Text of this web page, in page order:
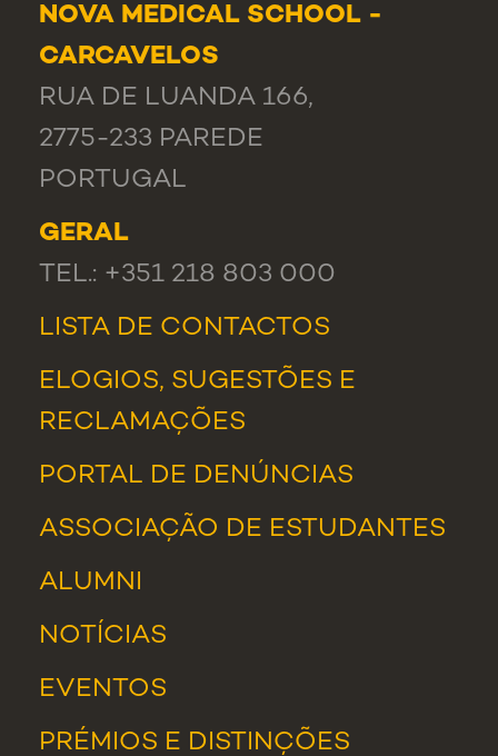
NOVA MEDICAL SCHOOL -
CARCAVELOS
RUA DE LUANDA 166,
2775-233 PAREDE
PORTUGAL
GERAL
TEL.: +351 218 803 000
LISTA DE CONTACTOS
ELOGIOS, SUGESTÕES E
RECLAMAÇÕES
PORTAL DE DENÚNCIAS
ASSOCIAÇÃO DE ESTUDANTES
ALUMNI
NOTÍCIAS
EVENTOS
PRÉMIOS E DISTINÇÕES